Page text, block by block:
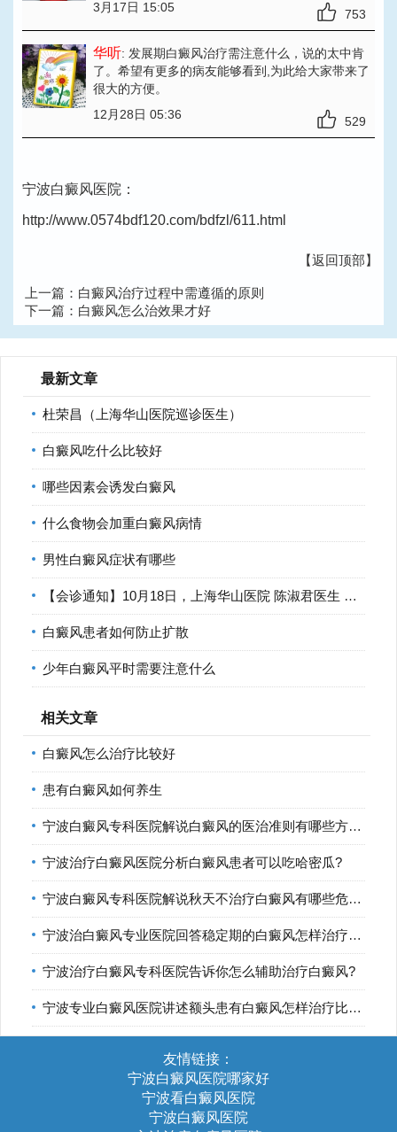
3月17日 15:05
753
华听: 发展期白癜风治疗需注意什么 ，说的太中肯
了。希望有更多的病友能够看到,为此给大家带来了
很大的方便。
12月28日 05:36
529
宁波白癜风医院：
http://www.0574bdf120.com/bdfzl/611.html
【返回顶部】
上一篇： 白癜风治疗过程中需遵循的原则
下一篇： 白癜风怎么治效果才好
最新文章
杜荣昌（上海华山医院巡诊医生）
白癜风吃什么比较好
哪些因素会诱发白癜风
什么食物会加重白癜风病情
男性白癜风症状有哪些
【会诊通知】10月18日，上海华山医院 陈淑君医生 莅临宁波华仁
白癜风患者如何防止扩散
少年白癜风平时需要注意什么
相关文章
白癜风怎么治疗比较好
患有白癜风如何养生
宁波白癜风专科医院解说白癜风的医治准则有哪些方面?
宁波治疗白癜风医院分析白癜风患者可以吃哈密瓜?
宁波白癜风专科医院解说秋天不治疗白癜风有哪些危害?
宁波治白癜风专业医院回答稳定期的白癜风怎样治疗比较好?
宁波治疗白癜风专科医院告诉你怎么辅助治疗白癜风?
宁波专业白癜风医院讲述额头患有白癜风怎样治疗比较好?
友情链接：
宁波白癜风医院哪家好
宁波看白癜风医院
宁波白癜风医院